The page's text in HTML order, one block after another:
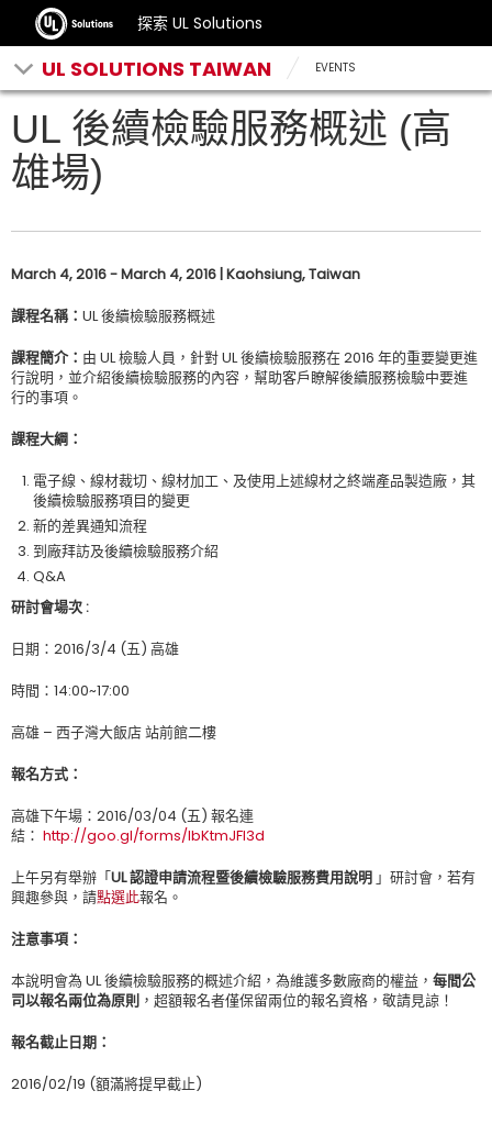
探索 UL Solutions
UL SOLUTIONS TAIWAN EVENTS
UL 後續檢驗服務概述 (高
雄場)
March 4, 2016 - March 4, 2016 | Kaohsiung, Taiwan
課程名稱： UL 後續檢驗服務概述
課程簡介： 由 UL 檢驗人員，針對 UL 後續檢驗服務在 2016 年的重要變更進
行說明，並介紹後續檢驗服務的內容，幫助客戶瞭解後續服務檢驗中要進
行的事項。
課程大綱 ：
電子線、線材裁切、線材加工、及使用上述線材之終端產品製造廠，其
後續檢驗服務項目的變更
新的差異通知流程
到廠拜訪及後續檢驗服務介紹
Q&A
研討會場次 :
日期：2016/3/4 (五) 高雄
時間：14:00~17:00
高雄 – 西子灣大飯店 站前館二樓
報名方式 ：
高雄下午場：2016/03/04 (五) 報名連
結： http://goo.gl/forms/lbKtmJFI3d
上午另有舉辦「UL 認證申請流程暨後續檢驗服務費用說明 」研討會，若有
興趣參與，請點選此報名。
注意事項 ：
本說明會為 UL 後續檢驗服務的概述介紹，為維護多數廠商的權益， 每間公
司以報名兩位為原則 ，超額報名者僅保留兩位的報名資格，敬請見諒！
報名截止日期 ：
2016/02/19 (額滿將提早截止)